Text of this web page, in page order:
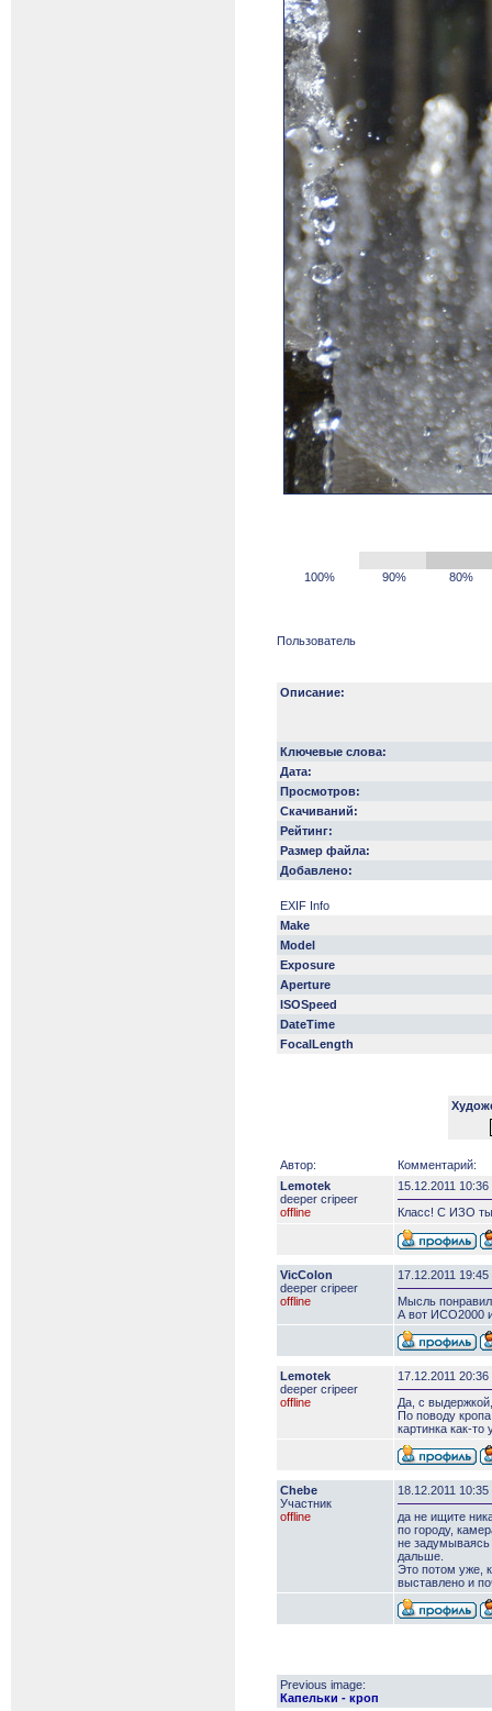
100% 90% 80%
Пользователь
Описание:
Ключевые слова:
Дата:
Просмотров:
Скачиваний:
Рейтинг:
Размер файла:
Добавлено:
EXIF Info
Make
Model
Exposure
Aperture
ISOSpeed
DateTime
FocalLength
Автор:
Комментарий:
Lemotek
deeper сripeer
offline
15.12.2011 10:36
Класс! С ИЗО
VicColon
deeper сripeer
offline
17.12.2011 19:45
Мысль
А вот ИСО2000
Lemotek
deeper сripeer
offline
17.12.2011 20:36
Да, с
По поводу
картинка как-
Chebe
Участник
offline
18.12.2011 10:35
да не ищите
по городу,
не задумываясь
дальше.
Это потом уже,
выставлено и
Previous image:
Капельки - кроп